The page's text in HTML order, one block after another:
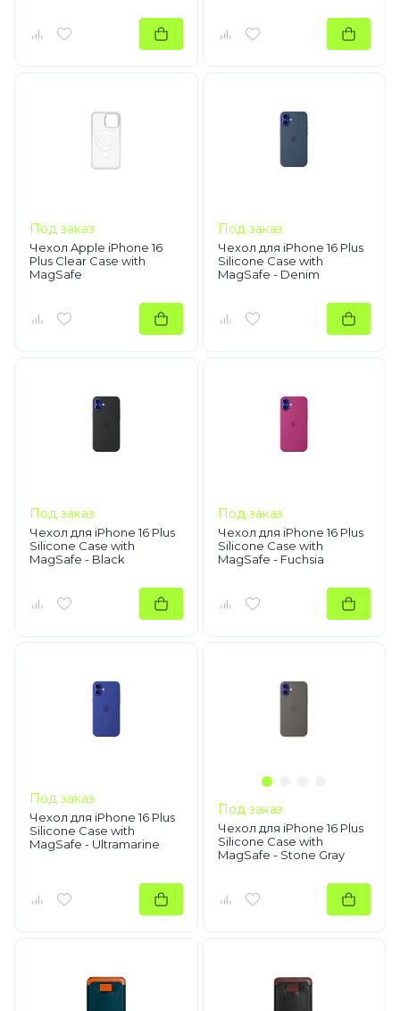
Под заказ
Чехол Apple iPhone 16
Plus Clear Case with
MagSafe
Под заказ
Чехол для iPhone 16 Plus
Silicone Case with
MagSafe - Denim
Под заказ
Чехол для iPhone 16 Plus
Silicone Case with
MagSafe - Black
Под заказ
Чехол для iPhone 16 Plus
Silicone Case with
MagSafe - Fuchsia
Под заказ
Чехол для iPhone 16 Plus
Silicone Case with
MagSafe - Ultramarine
Под заказ
Чехол для iPhone 16 Plus
Silicone Case with
MagSafe - Stone Gray